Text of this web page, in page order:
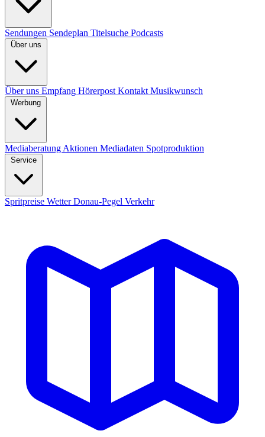
Sendungen Sendeplan Titelsuche Podcasts
Über uns
Über uns Empfang Hörerpost Kontakt Musikwunsch
Werbung
Mediaberatung Aktionen Mediadaten Spotproduktion
Service
Spritpreise WetterDonau-Pegel Verkehr